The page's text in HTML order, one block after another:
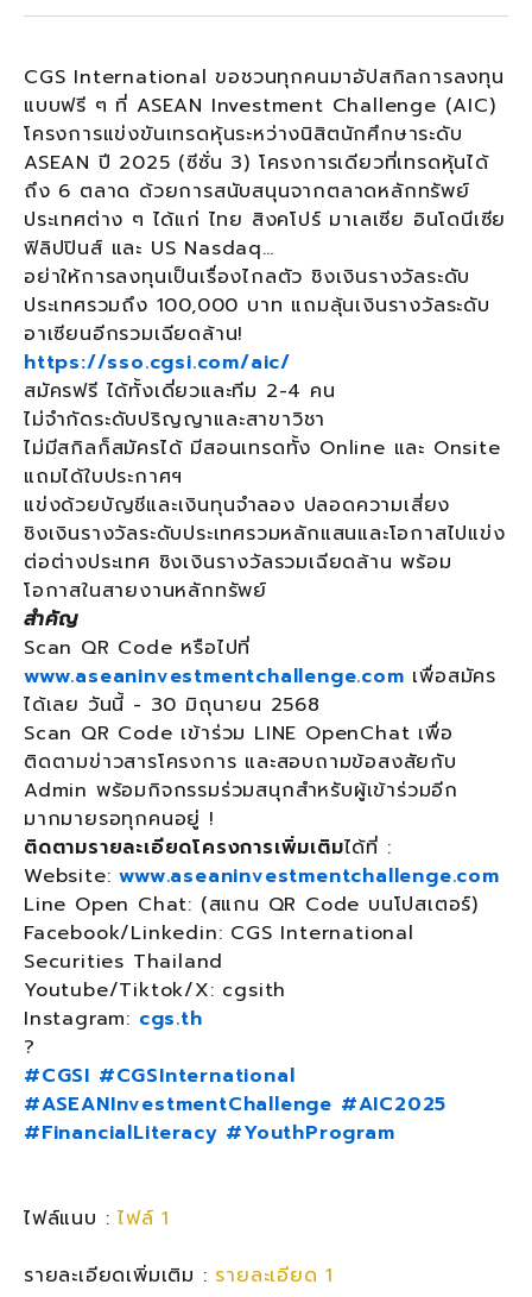
CGS International ขอชวนทุกคนมาอัปสกิลการลงทุน
แบบฟรี ๆ ที่ ASEAN Investment Challenge (AIC)
โครงการแข่งขันเทรดหุ้นระหว่างนิสิตนักศึกษาระดับ
ASEAN ปี 2025 (ซีซั่น 3) โครงการเดียวที่เทรดหุ้นได้
ถึง 6 ตลาด ด้วยการสนับสนุนจากตลาดหลักทรัพย์
ประเทศต่าง ๆ ได้แก่ ไทย สิงคโปร์ มาเลเซีย อินโดนีเซีย
ฟิลิปปินส์ และ US Nasdaq…
อย่าให้การลงทุนเป็นเรื่องไกลตัว ชิงเงินรางวัลระดับ
ประเทศรวมถึง 100,000 บาท แถมลุ้นเงินรางวัลระดับ
อาเซียนอีกรวมเฉียดล้าน!
https://sso.cgsi.com/aic/
สมัครฟรี ได้ทั้งเดี่ยวและทีม 2-4 คน
ไม่จำกัดระดับปริญญาและสาขาวิชา
ไม่มีสกิลก็สมัครได้ มีสอนเทรดทั้ง Online และ Onsite
แถมได้ใบประกาศฯ
แข่งด้วยบัญชีและเงินทุนจำลอง ปลอดความเสี่ยง
ชิงเงินรางวัลระดับประเทศรวมหลักแสนและโอกาสไปแข่ง
ต่อต่างประเทศ ชิงเงินรางวัลรวมเฉียดล้าน พร้อม
โอกาสในสายงานหลักทรัพย์
สำคัญ
Scan QR Code หรือไปที่
www.aseaninvestmentchallenge.com เพื่อสมัคร
ได้เลย วันนี้ - 30 มิถุนายน 2568
Scan QR Code เข้าร่วม LINE OpenChat เพื่อ
ติดตามข่าวสารโครงการ และสอบถามข้อสงสัยกับ
Admin พร้อมกิจกรรมร่วมสนุกสำหรับผู้เข้าร่วมอีก
มากมายรอทุกคนอยู่ !
ติดตามรายละเอียดโครงการเพิ่มเติมได้ที่ :
Website:www.aseaninvestmentchallenge.com
Line Open Chat: (สแกน QR Code บนโปสเตอร์)
Facebook/Linkedin: CGS International
Securities Thailand
Youtube/Tiktok/X: cgsith
Instagram: cgs.th
?
#CGSI #CGSInternational
#ASEANInvestmentChallenge #AIC2025
#FinancialLiteracy #YouthProgram
ไฟล์แนบ :ไฟล์ 1
รายละเอียดเพิ่มเติม : รายละเอียด 1